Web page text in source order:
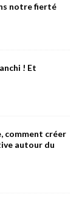
notre fierté
! Et
comment créer
autour du